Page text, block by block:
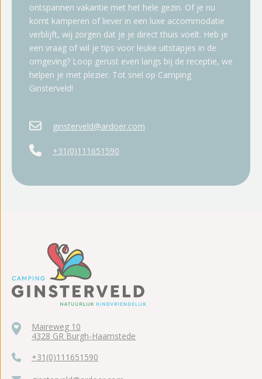
ontspannen vakantie met het hele gezin. Of je nu
komt kamperen of liever in een luxe accommodatie
verblijft, wij zorgen dat je je direct thuis voelt. Heb je
een vraag of wil je tips voor leuke uitstapjes in de
omgeving? Loop gerust even langs bij de receptie, we
helpen je met plezier. Tot snel op Camping
Ginsterveld!
ginsterveld@ardoer.com
+31(0)111651590
Maireweg 10
4328 GR Burgh-Haamstede
+31(0)111651590